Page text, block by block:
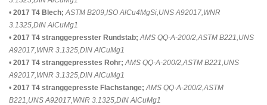
• 2017 T4 Blech; ASTM B209,ISO AlCu4MgSi,UNS A92017,WNR
3.1325,DIN AlCuMg1
• 2017 T4 stranggepresster Rundstab; AMS QQ-A-200/2,ASTM B221,UNS
A92017,WNR 3.1325,DIN AlCuMg1
• 2017 T4 stranggepresstes Rohr; AMS QQ-A-200/2,ASTM B221,UNS
A92017,WNR 3.1325,DIN AlCuMg1
• 2017 T4 stranggepresste Flachstange; AMS QQ-A-200/2,ASTM
B221,UNS A92017,WNR 3.1325,DIN AlCuMg1